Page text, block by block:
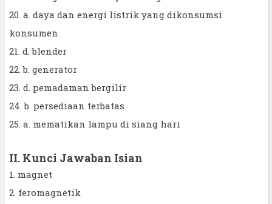
20. a. daya dan energi listrik yang dikonsumsi
konsumen
21. d. blender
22. b. generator
23. d. pemadaman bergilir
24. b. persediaan terbatas
25. a. mematikan lampu di siang hari
II. Kunci Jawaban Isian
1. magnet
2. feromagnetik